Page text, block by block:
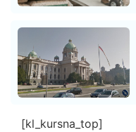
[kl_kursna_top]